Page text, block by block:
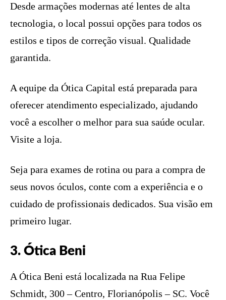
Desde armações modernas até lentes de alta
tecnologia, o local possui opções para todos os
estilos e tipos de correção visual. Qualidade
garantida.
A equipe da Ótica Capital está preparada para
oferecer atendimento especializado, ajudando
você a escolher o melhor para sua saúde ocular.
Visite a loja.
Seja para exames de rotina ou para a compra de
seus novos óculos, conte com a experiência e o
cuidado de profissionais dedicados. Sua visão em
primeiro lugar.
3. Ótica Beni
A Ótica Beni está localizada na Rua Felipe
Schmidt, 300 – Centro, Florianópolis – SC. Você